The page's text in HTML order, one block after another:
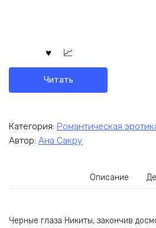
Читать
Категория: Романтическая
Автор: Ана Сакру
Описание
Черные глаза Никиты, закончив